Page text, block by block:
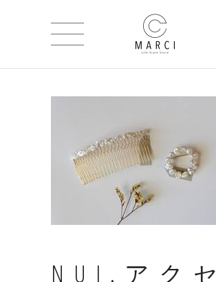
NUI.アクセ